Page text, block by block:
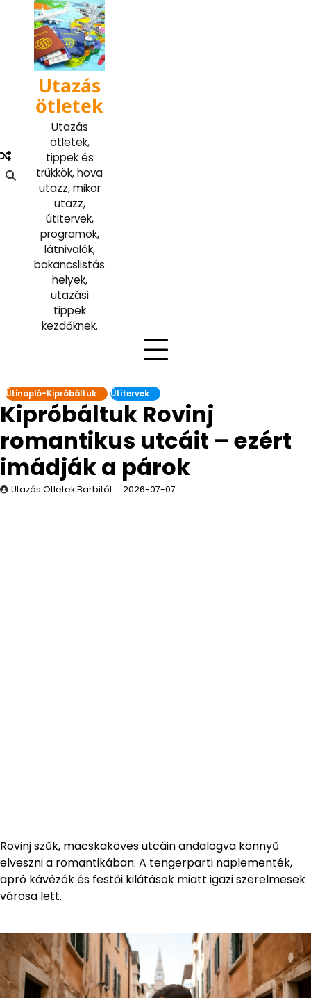
content
Utazás
ötletek
Utazás
ötletek,
tippek és
trükkök, hova
utazz, mikor
utazz,
útitervek,
programok,
látnivalók,
bakancslistás
helyek,
utazási
tippek
kezdőknek.
Útinapló-Kipróbáltuk Útitervek
Kipróbáltuk Rovinj
romantikus utcáit – ezért
imádják a párok
Utazás Ötletek Barbitól 2026-07-07
Rovinj szűk, macskaköves utcáin andalogva könnyű
elveszni a romantikában. A tengerparti naplementék,
apró kávézók és festői kilátások miatt igazi szerelmesek
városa lett.